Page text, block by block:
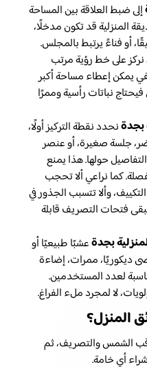
إلى ضبط العلاقة بين المساحة
المنزلية قد تكون مدخلًا،
أو فناءً يرتبط بالمجلس.
على خط رؤية مرتب
يمكن إعطاء مساحة أكبر
نباتات رأسية وممرًا
بجدةنحدد نقطة التركيز أولًا،
جلسة صغيرة، أو عنصر
حولها. هذا يمنع
كما نراعي ألا تحجب
وألا تتسبب الجذور في
فتحات التصريف قابلة
بجدةعشبًا طبيعيًا أو
ديكوريًا، ممرات، إضاءة
لعدد المستخدمين.
لا لمجرد ملء الفراغ.
المنزل؟
الشمس والتصريف، ثم
أي خامة.